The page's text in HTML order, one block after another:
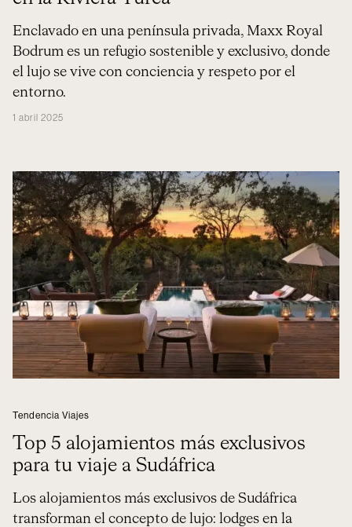
Enclavado en una península privada, Maxx Royal
Bodrum es un refugio sostenible y exclusivo, donde
el lujo se vive con conciencia y respeto por el
entorno.
1 abril 2025
Tendencia Viajes
Top 5 alojamientos más exclusivos
para tu viaje a Sudáfrica
Los alojamientos más exclusivos de Sudáfrica
transforman el concepto de lujo: lodges en la